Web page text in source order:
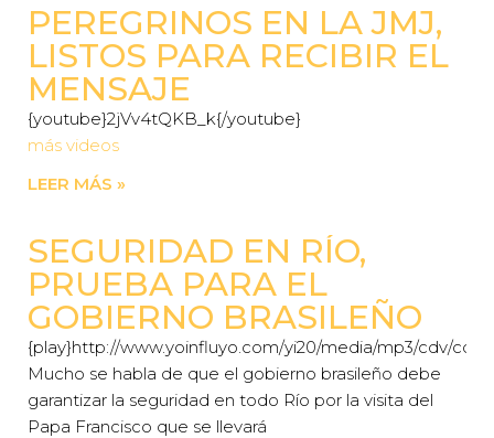
PEREGRINOS EN LA JMJ,
LISTOS PARA RECIBIR EL
MENSAJE
{youtube}2jVv4tQKB_k{/youtube}
más videos
LEER MÁS »
SEGURIDAD EN RÍO,
PRUEBA PARA EL
GOBIERNO BRASILEÑO
{play}http://www.yoinfluyo.com/yi20/media/mp3/cdv/
Mucho se habla de que el gobierno brasileño debe
garantizar la seguridad en todo Río por la visita del
Papa Francisco que se llevará